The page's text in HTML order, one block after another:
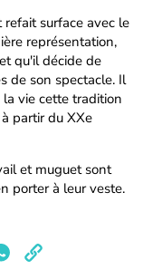
surface avec le
représentation,
qu'il décide de
de son spectacle. Il
vie cette tradition
partir du XXe
et muguet sont
porter à leur veste.